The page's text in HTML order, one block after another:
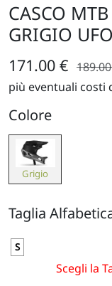
CASCO
GRIGIO
171.00 €
più eventuali costi
Colore
Grigio
Taglia
S
Scegli la